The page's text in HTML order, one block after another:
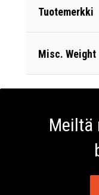
Tuotemerkki
Misc. Weight
Meiltä